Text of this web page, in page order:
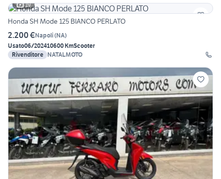
19
Honda SH Mode 125 BIANCO PERLATO
2.200 €Napoli(NA)
Usato06/202410600 KmScooter
Rivenditore NATALMOTO